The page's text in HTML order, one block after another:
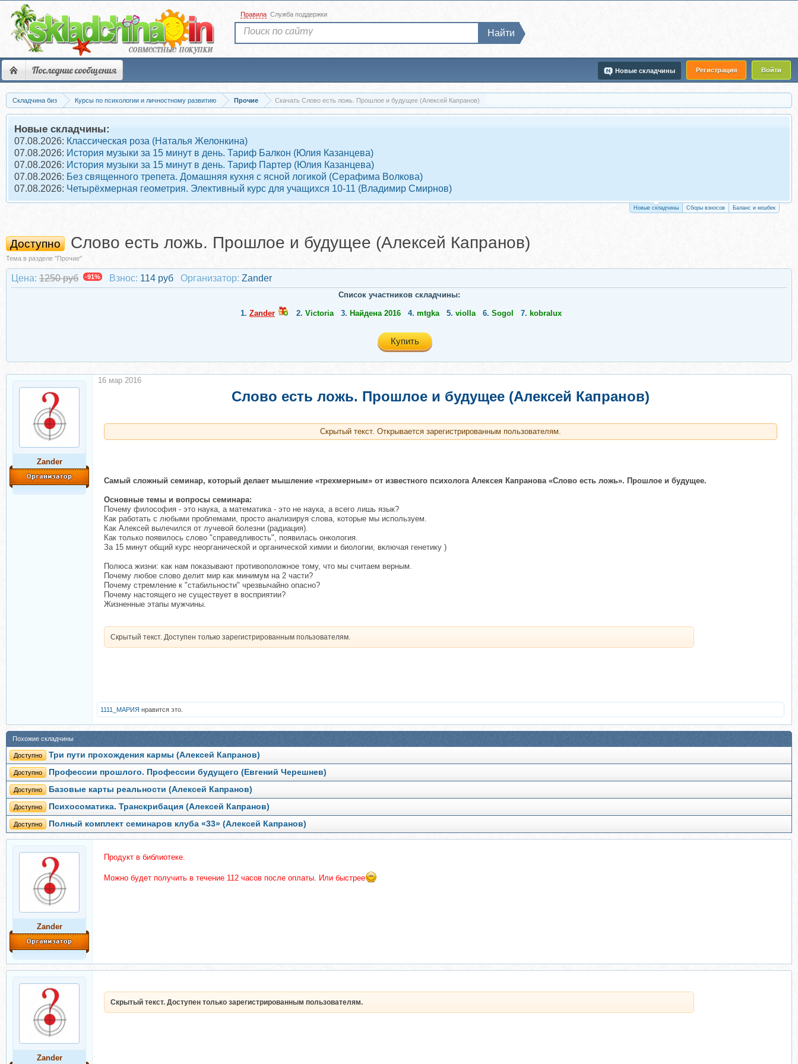
Последние сообщения Регистрация Войти
Новые складчины
Правила Служба поддержки
Найти
Складчина биз Курсы по психологии и личностному развитию Прочие Скачать Слово есть ложь. Прошлое и будущее (Алексей Капранов)
Новые складчины:
07.08.2026: Классическая роза (Наталья Желонкина)
07.08.2026: История музыки за 15 минут в день. Тариф Балкон (Юлия Казанцева)
07.08.2026: История музыки за 15 минут в день. Тариф Партер (Юлия Казанцева)
07.08.2026: Без священного трепета. Домашняя кухня с ясной логикой (Серафима Волкова)
07.08.2026: Четырёхмерная геометрия. Элективный курс для учащихся 10-11 (Владимир Смирнов)
Новые складчины Сборы взносов Баланс и кешбек
Доступно Слово есть ложь. Прошлое и будущее (Алексей Капранов)
Тема в разделе "Прочие"
Цена: 1250 руб -91% Взнос: 114 руб Организатор: Zander
Список участников складчины:
1. Zander 2. Victoria 3. Найдена 2016 4. mtgka 5. violla 6. Sogol 7. kobralux
Купить
Zander
Слово есть ложь. Прошлое и будущее (Алексей Капранов)
Скрытый текст. Открывается зарегистрированным пользователям.
Самый сложный семинар, который делает мышление «трехмерным» от известного психолога Алексея Капранова «Слово есть ложь». Прошлое и будущее.
Основные темы и вопросы семинара:
Почему философия - это наука, а математика - это не наука, а всего лишь язык?
Как работать с любыми проблемами, просто анализируя слова, которые мы используем.
Как Алексей вылечился от лучевой болезни (радиация).
Как только появилось слово "справедливость", появилась онкология.
За 15 минут общий курс неорганической и органической химии и биологии, включая генетику )
Полюса жизни: как нам показывают противоположное тому, что мы считаем верным.
Почему любое слово делит мир как минимум на 2 части?
Почему стремление к "стабильности" чрезвычайно опасно?
Почему настоящего не существует в восприятии?
Жизненные этапы мужчины.
Скрытый текст. Доступен только зарегистрированным пользователям.
16 мар 2016
1111_МАРИЯ нравится это.
Похожие складчины
Доступно Три пути прохождения кармы (Алексей Капранов)
Доступно Профессии прошлого. Профессии будущего (Евгений Черешнев)
Доступно Базовые карты реальности (Алексей Капранов)
Доступно Психосоматика. Транскрибация (Алексей Капранов)
Доступно Полный комплект семинаров клуба «33» (Алексей Капранов)
Zander
Продукт в библиотеке.
Можно будет получить в течение 112 часов после оплаты. Или быстрее
Zander
Скрытый текст. Доступен только зарегистрированным пользователям.